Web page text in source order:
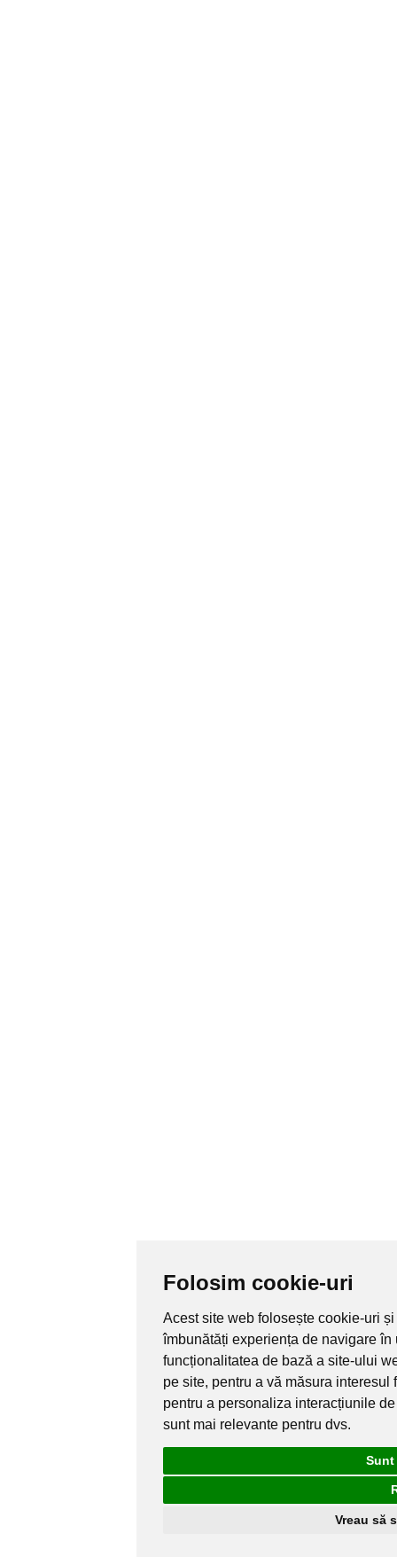
Folosim cookie-uri
Acest site web folosește cookie-uri
îmbunătăți experiența de navigare
funcționalitatea de bază a site-ului
pe site, pentru a vă măsura
pentru a personaliza interacțiunile
sunt mai relevante pentru dvs.
Sunt
Vreau să